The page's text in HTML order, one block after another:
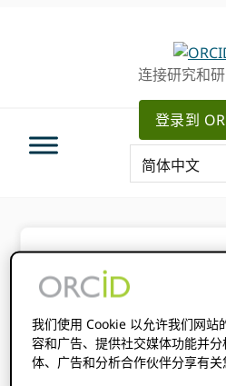
连接研究和
登录到
你在这里：
研究人员
我们使用 Cookie 以允许我们网站
容和广告、提供社交媒体功能并
体、广告和分析合作伙伴分享有关